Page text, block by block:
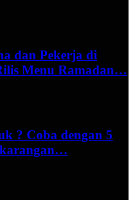
dan Pekerja di
Menu Ramadan…
? Coba dengan 5